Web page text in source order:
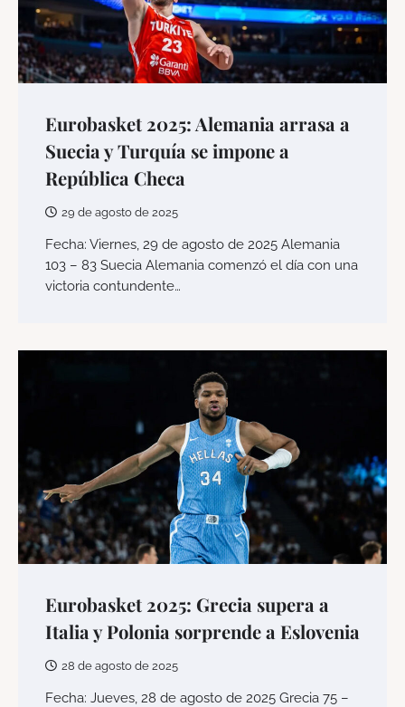
Eurobasket 2025: Alemania arrasa a
Suecia y Turquía se impone a
República Checa
29 de agosto de 2025
Fecha: Viernes, 29 de agosto de 2025 Alemania
103 – 83 Suecia Alemania comenzó el día con una
victoria contundente…
Eurobasket 2025: Grecia supera a
Italia y Polonia sorprende a Eslovenia
28 de agosto de 2025
Fecha: Jueves, 28 de agosto de 2025 Grecia 75 –